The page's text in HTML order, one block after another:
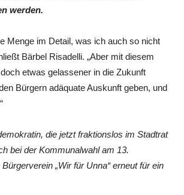
werden.
Menge im Detail, was ich auch so nicht
Bärbel Risadelli. „Aber mit diesem
etwas gelassener in die Zukunft
Bürgern adäquate Auskunft geben, und
die jetzt fraktionslos im Stadtrat
bei der Kommunalwahl am 13.
„Wir für Unna“ erneut für ein